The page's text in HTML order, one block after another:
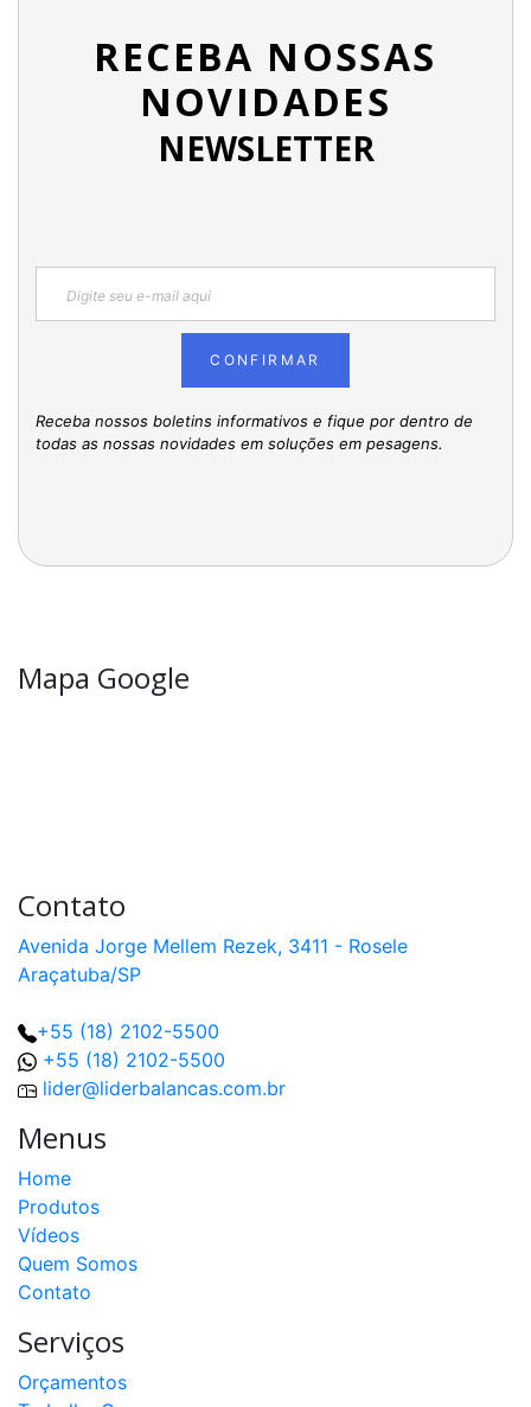
RECEBA NOSSAS
NOVIDADES
NEWSLETTER
CONFIRMAR
Receba nossos boletins informativos e fique por dentro de
todas as nossas novidades em soluções em pesagens.
Mapa Google
Contato
Avenida Jorge Mellem Rezek, 3411 - Rosele
Araçatuba/SP
+55 (18) 2102-5500
+55 (18) 2102-5500
lider@liderbalancas.com.br
Menus
Home
Produtos
Vídeos
Quem Somos
Contato
Serviços
Orçamentos